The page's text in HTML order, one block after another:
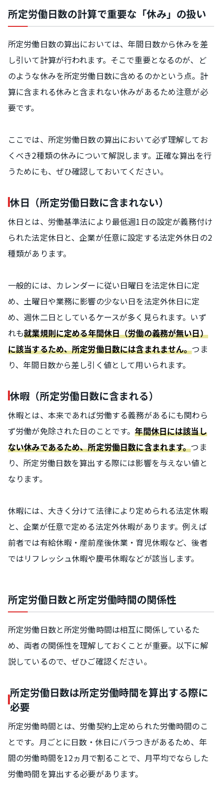
所定労働日数の計算で重要な「休み」の扱い
所定労働日数の算出においては、年間日数から休みを差
し引いて計算が行われます。そこで重要となるのが、ど
のような休みを所定労働日数に含めるのかという点。計
算に含まれる休みと含まれない休みがあるため注意が必
要です。
ここでは、所定労働日数の算出において必ず理解してお
くべき2種類の休みについて解説します。正確な算出を行
うためにも、ぜひ確認しておいてください。
休日（所定労働日数に含まれない）
休日とは、労働基準法により最低週1日の設定が義務付け
られた法定休日と、企業が任意に設定する法定外休日の2
種類があります。
一般的には、カレンダーに従い日曜日を法定休日に定
め、土曜日や業務に影響の少ない日を法定外休日に定
め、週休二日としているケースが多く見られます。いず
れも就業規則に定める年間休日（労働の義務が無い日）
に該当するため、所定労働日数には含まれません。つま
り、年間日数から差し引く値として用いられます。
休暇（所定労働日数に含まれる）
休暇とは、本来であれば労働する義務があるにも関わら
ず労働が免除された日のことです。年間休日には該当し
ない休みであるため、所定労働日数に含まれます。つま
り、所定労働日数を算出する際には影響を与えない値と
なります。
休暇には、大きく分けて法律により定められる法定休暇
と、企業が任意で定める法定外休暇があります。例えば
前者では有給休暇・産前産後休業・育児休暇など、後者
ではリフレッシュ休暇や慶弔休暇などが該当します。
所定労働日数と所定労働時間の関係性
所定労働日数と所定労働時間は相互に関係しているた
め、両者の関係性を理解しておくことが重要。以下に解
説しているので、ぜひご確認ください。
所定労働日数は所定労働時間を算出する際に
必要
所定労働時間とは、労働契約上定められた労働時間のこ
とです。月ごとに日数・休日にバラつきがあるため、年
間の労働時間を12ヵ月で割ることで、月平均でならした
労働時間を算出する必要があります。